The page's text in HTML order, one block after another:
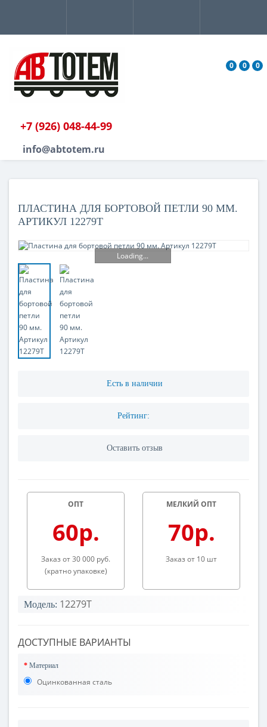
0 0 0
+7 (926) 048-44-99
info@abtotem.ru
ПЛАСТИНА ДЛЯ БОРТОВОЙ ПЕТЛИ 90 ММ.
АРТИКУЛ 12279Т
Loading...
Есть в наличии
Рейтинг:
Оставить отзыв
ОПТ
60р.
Заказ от 30 000 руб.
(кратно упаковке)
МЕЛКИЙ ОПТ
70р.
Заказ от 10 шт
Модель: 12279Т
ДОСТУПНЫЕ ВАРИАНТЫ
Материал
Оцинкованная сталь